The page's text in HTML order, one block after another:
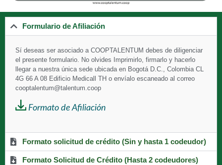
Formulario de Afiliación
Sí deseas ser asociado a COOPTALENTUM debes de diligenciar
el presente formulario. No olvides Imprimirlo, firmarlo y hacerlo
llegar a nuestra única sede ubicada en Bogotá D.C., Colombia CL
4G 66 A 08 Edificio Medicall TH o envíalo escaneado al correo
cooptalentum@talentum.coop
Formato de Afiliación
Formato solicitud de crédito (Sin y hasta 1 codeudor)
Formato Solicitud de Crédito (Hasta 2 codeudores)